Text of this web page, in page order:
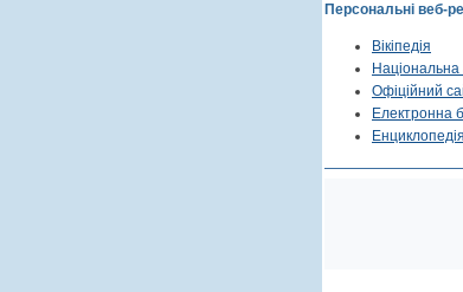
Персональні веб-
Вікіпедія
Національна
Офіційний
Електронна
Енциклопедія